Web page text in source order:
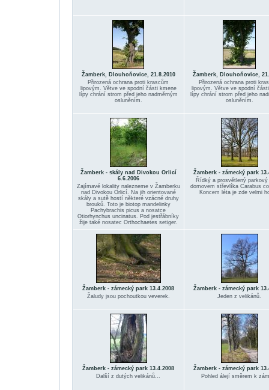
Žamberk, Dlouhoňovice, 21.8.2010
Přirozená ochrana proti krascům
lipovým. Větve ve spodní části kmene
lípy chrání strom před jeho nadměrným
osluněním.
Žamberk, Dlouhoňovice,
Přirozená ochrana proti
lipovým. Větve ve spodní
lípy chrání strom před jeho
osluněním.
Žamberk - skály nad Divokou Orlicí
6.6.2006
Zajímavé lokality nalezneme v Žamberku
nad Divokou Orlicí. Na jih orientované
skály a sutě hostí některé vzácné druhy
brouků. Toto je biotop mandelinky
Pachybrachis picus a nosatce
Otiorhynchus uncinatus. Pod jestřábníky
žije také nosatec Orthochaetes setiger.
Žamberk - zámecký park
Řídký a prosvětlený parkový
domovem střevlíka Carabus
Koncem léta je zde velmi
Žamberk - zámecký park 13.4.2008
Žaludy jsou pochoutkou veverek.
Žamberk - zámecký park
Jeden z velikánů.
Žamberk - zámecký park 13.4.2008
Další z dutých velikánů...
Žamberk - zámecký park
Pohled álejí směrem k